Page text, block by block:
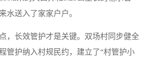
水送入了家家户户。
，长效管护才是关键。双场村同步健全
管护纳入村规民约，建立了“村管护小